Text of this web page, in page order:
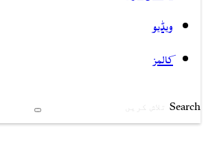
ویڈیو
کالمز
Search